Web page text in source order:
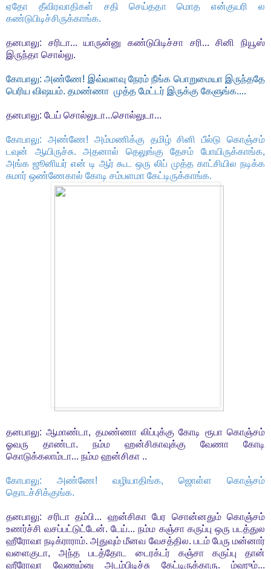
ஏதோ தீவிரவாதிகள் சதி செய்ததா மொத என்குயரி ல
கண்டுபிடிச்சிருக்காங்க.
தனபாலு: சரிடா... யாருன்னு கண்டுபிடிச்சா சரி... சினி நியூஸ்
இருந்தா சொல்லு.
கோபாலு: அண்ணே! இவ்வளவு நேரம் நீங்க பொறுமையா இருந்ததே
பெரிய விஷயம். தமண்ணா முத்த மேட்டர் இருக்கு கேளுங்க....
தனபாலு: டேய் சொல்லுடா...சொல்லுடா...
கோபாலு: அண்ணே! அம்மணிக்கு தமிழ் சினி பீல்டு கொஞ்சம்
டவுன் ஆயிருச்சு. அதனால் தெலுங்கு தேசம் போயிருக்காங்க,
அங்க ஜூனியர் என் டி ஆர் கூட ஒரு லிப் முத்த காட்சியில நடிக்க
சுமார் ஒண்ணேகால் கோடி சம்பளமா கேட்டிருக்காங்க.
தனபாலு: ஆமாண்டா, தமண்ணா லிப்புக்கு கோடி ரூபா கொஞ்சம்
ஓவரு தாண்டா. நம்ம ஹன்சிகாவுக்கு வேணா கோடி
கொடுக்கலாம்டா... நம்ம ஹன்சிகா ..
கோபாலு: அண்ணே! வழியாதிங்க, ஜொள்ள கொஞ்சம்
தொடச்சிக்குங்க.
தனபாலு: சரிடா தம்பி... ஹன்சிகா பேர சொன்னதும் கொஞ்சம்
உணர்ச்சி வசப்பட்டுட்டேன். டேய்... நம்ம கஞ்சா கருப்பு ஒரு படத்துல
ஹீரோவா நடிக்ராராம். அதுவும் மீனவ வேசத்தில. படம் பேரு மன்னார்
வளைகுடா, அந்த படத்தோட டைரக்டர் கஞ்சா கருப்பு தான்
ஹீரோவா வேணும்னு அடம்பிடிச்சு கேட்டிருக்காரு. ம்ஹும்...